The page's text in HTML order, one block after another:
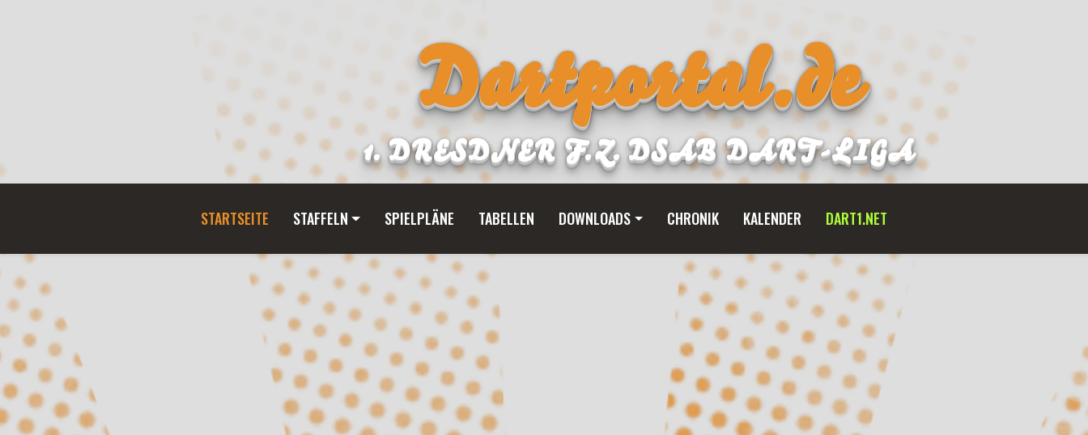
Dartportal.de
1. DRESDNER F.Z. DSAB DART-LIGA
STARTSEITE STAFFELN SPIELPLÄNE TABELLEN DOWNLOADS CHRONIK KALENDER DART1.NET